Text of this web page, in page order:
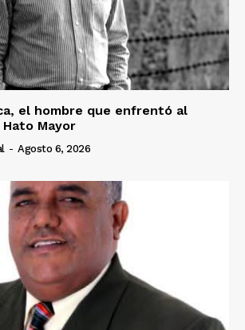
el hombre que enfrentó al
Hato Mayor
- Agosto 6, 2026